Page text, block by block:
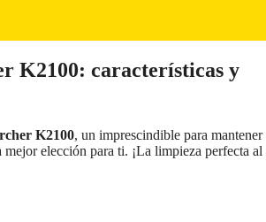
K2100: características y
K2100, un imprescindible para mantener
elección para ti. ¡La limpieza perfecta al